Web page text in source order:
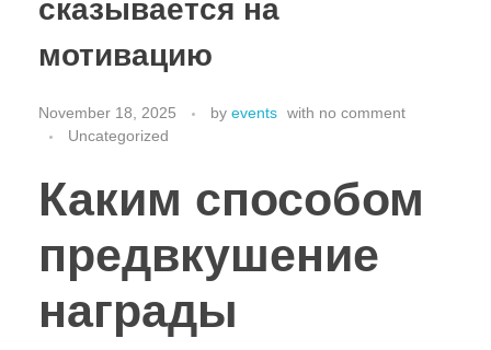
сказывается на
мотивацию
November 18, 2025 by events with no comment
Uncategorized
Каким способом
предвкушение
награды